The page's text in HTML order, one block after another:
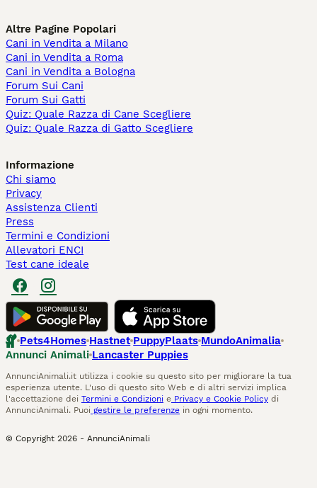
Altre Pagine Popolari
Cani in Vendita a Milano
Cani in Vendita a Roma
Cani in Vendita a Bologna
Forum Sui Cani
Forum Sui Gatti
Quiz: Quale Razza di Cane Scegliere
Quiz: Quale Razza di Gatto Scegliere
Informazione
Chi siamo
Privacy
Assistenza Clienti
Press
Termini e Condizioni
Allevatori ENCI
Test cane ideale
Pets4Homes Hastnet PuppyPlaats MundoAnimalia
Annunci Animali Lancaster Puppies
AnnunciAnimali.it utilizza i cookie su questo sito per migliorare la tua
esperienza utente. L'uso di questo sito Web e di altri servizi implica
l'accettazione dei Termini e Condizioni e Privacy e Cookie Policy di
AnnunciAnimali. Puoi gestire le preferenze in ogni momento.
© Copyright 2026 - AnnunciAnimali